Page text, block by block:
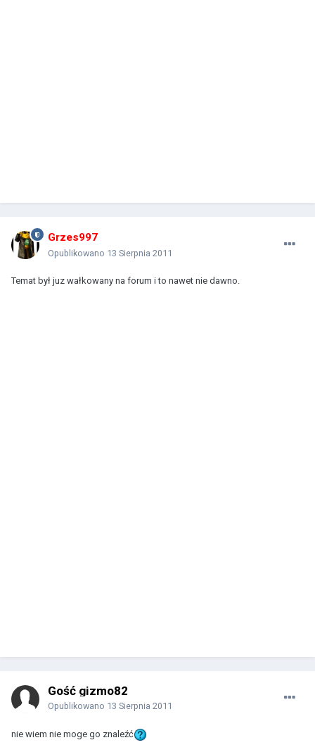
Grzes997
Opublikowano 13 Sierpnia 2011
Temat był juz wałkowany na forum i to nawet nie dawno.
Gość gizmo82
Opublikowano 13 Sierpnia 2011
nie wiem nie moge go znaleźć